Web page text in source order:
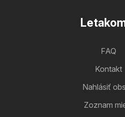
FAQ
Kontakt
Nahlásiť
Zoznam